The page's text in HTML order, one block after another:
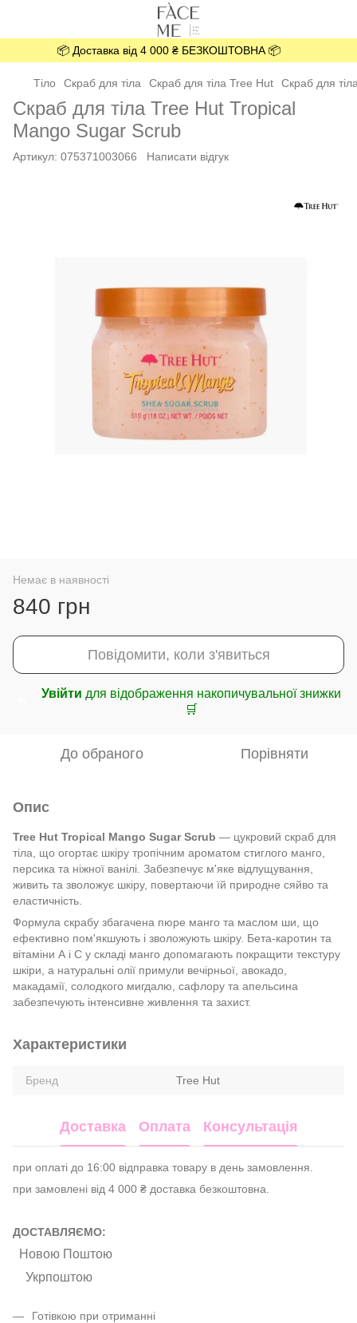
📦 Доставка від 4 000 ₴ БЕЗКОШТОВНА 📦
Тіло Скраб для тіла Скраб для тіла Tree Hut Скраб для
Скраб для тіла Tree Hut Tropical
Mango Sugar Scrub
Артикул: 075371003066 Написати відгук
Немає в наявності
840 грн
Повідомити, коли з'явиться
Увійти для відображення накопичувальної знижки
🛒
До обраного Порівняти
Опис
Tree Hut Tropical Mango Sugar Scrub — цукровий скраб для
тіла, що огортає шкіру тропічним ароматом стиглого манго,
персика та ніжної ванілі. Забезпечує м'яке відлущування,
живить та зволожує шкіру, повертаючи їй природне сяйво та
еластичність.
Формула скрабу збагачена пюре манго та маслом ши, що
ефективно пом'якшують і зволожують шкіру. Бета-каротин та
вітаміни А і С у складі манго допомагають покращити текстуру
шкіри, а натуральні олії примули вечірньої, авокадо,
макадамії, солодкого мигдалю, сафлору та апельсина
забезпечують інтенсивне живлення та захист.
Характеристики
Бренд Tree Hut
Доставка Оплата Консультація
при оплаті до 16:00 відправка товару в день замовлення.
при замовлені від 4 000 ₴ доставка безкоштовна.
ДОСТАВЛЯЄМО:
Новою Поштою
Укрпоштою
Готівкою при отриманні